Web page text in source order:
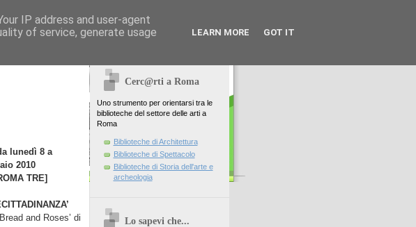
lunedì 8 a
2010
TRE]
and Roses’ di
Cerc@rti a Roma
Uno strumento per orientarsi tra le
biblioteche del settore delle arti a
Roma
Biblioteche di Architettura
Biblioteche di Spettacolo
Biblioteche di Storia dell'arte e
archeologia
Lo sapevi che...
IP address and user-agent
of service, generate usage
LEARN MORE GOT IT